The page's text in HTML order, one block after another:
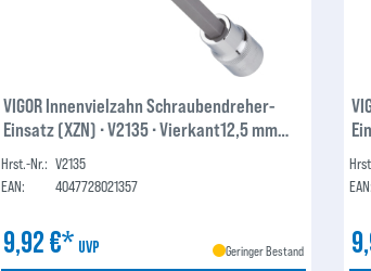
VIGOR Innenvielzahn Schraubendreher-
Einsatz (XZN) ∙ V2135 ∙ Vierkant12,5 mm
(1/2 Zoll) ∙ Innen Vielzahn Profil XZN ∙ M12
Hrst.-Nr.: V2135
EAN:
4047728021357
9,92 €* UVP Geringer Bestand
EAN: